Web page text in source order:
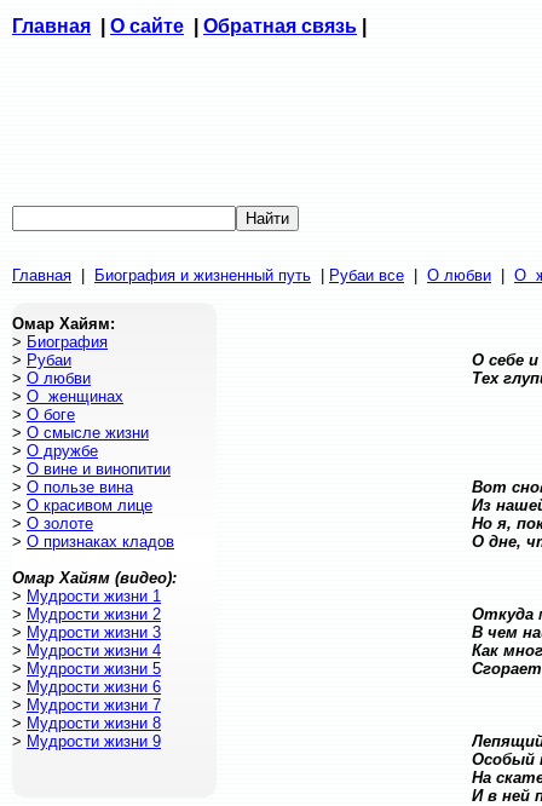
Омар Хайям:
> Биография
> Рубаи
> О любви
> О женщинах
> О боге
> О смысле жизни
> О дружбе
> О вине и винопитии
> О пользе вина
> О красивом лице
> О золоте
> О признаках кладов
Омар Хайям (видео):
> Мудрости жизни 1
> Мудрости жизни 2
> Мудрости жизни 3
> Мудрости жизни 4
> Мудрости жизни 5
> Мудрости жизни 6
> Мудрости жизни 7
> Мудрости жизни 8
> Мудрости жизни 9
Главная Биография и жизненный путь Рубаи все О любви О
Главная О сайте Обратная связь
О себе
Тех
Вот
Из
Но я,
О дне,
Откуда
В чем
Как
Особый
На
И в ней